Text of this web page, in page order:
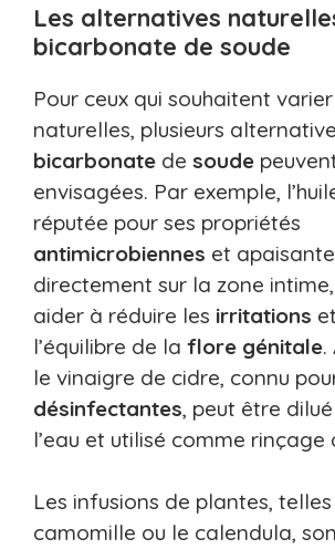
Les alternatives
bicarbonate de soude
Pour ceux qui souhaitent
naturelles, plusieurs
bicarbonate de soude
envisagées. Par exemple,
réputée pour ses propriétés
antimicrobiennes et
directement sur la zone
aider à réduire les irritations
l’équilibre de la flore génitale.
le vinaigre de cidre, connu
désinfectantes, peut être
l’eau et utilisé comme rinçage
Les infusions de plantes,
camomille ou le calendula,